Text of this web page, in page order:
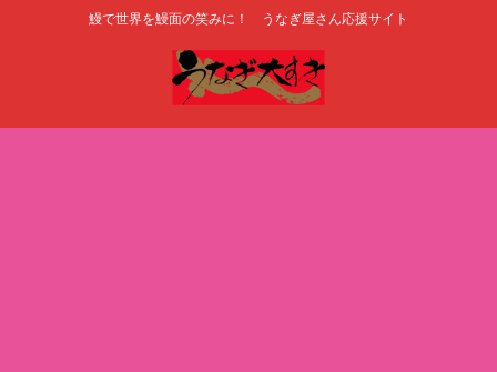
鰻で世界を鰻面の笑みに！ うなぎ屋さん応援サイト